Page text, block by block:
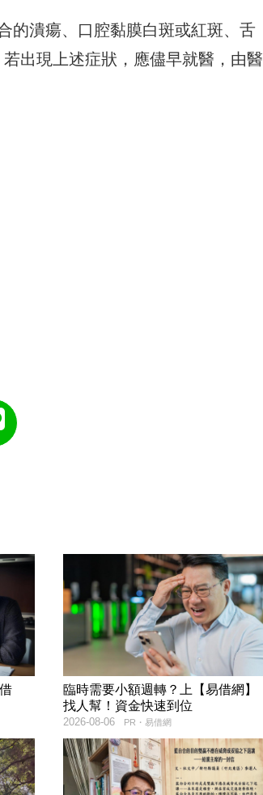
的潰瘍、口腔黏膜白斑或紅斑、舌
出現上述症狀，應儘早就醫，由醫
臨時需要小額週轉？上【易借網】
找人幫！資金快速到位
PR・易借網
2026-08-06